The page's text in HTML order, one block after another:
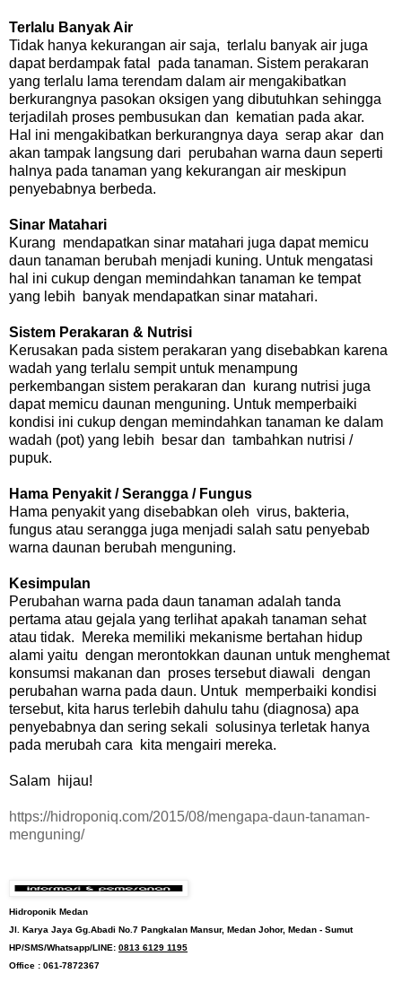
Terlalu Banyak Air
Tidak hanya kekurangan air saja, terlalu banyak air juga
dapat berdampak fatal pada tanaman. Sistem perakaran
yang terlalu lama terendam dalam air mengakibatkan
berkurangnya pasokan oksigen yang dibutuhkan sehingga
terjadilah proses pembusukan dan kematian pada akar.
Hal ini mengakibatkan berkurangnya daya serap akar dan
akan tampak langsung dari perubahan warna daun seperti
halnya pada tanaman yang kekurangan air meskipun
penyebabnya berbeda.
Sinar Matahari
Kurang mendapatkan sinar matahari juga dapat memicu
daun tanaman berubah menjadi kuning. Untuk mengatasi
hal ini cukup dengan memindahkan tanaman ke tempat
yang lebih banyak mendapatkan sinar matahari.
Sistem Perakaran & Nutrisi
Kerusakan pada sistem perakaran yang disebabkan karena
wadah yang terlalu sempit untuk menampung
perkembangan sistem perakaran dan kurang nutrisi juga
dapat memicu daunan menguning. Untuk memperbaiki
kondisi ini cukup dengan memindahkan tanaman ke dalam
wadah (pot) yang lebih besar dan tambahkan nutrisi /
pupuk.
Hama Penyakit / Serangga / Fungus
Hama penyakit yang disebabkan oleh virus, bakteria,
fungus atau serangga juga menjadi salah satu penyebab
warna daunan berubah menguning.
Kesimpulan
Perubahan warna pada daun tanaman adalah tanda
pertama atau gejala yang terlihat apakah tanaman sehat
atau tidak. Mereka memiliki mekanisme bertahan hidup
alami yaitu dengan merontokkan daunan untuk menghemat
konsumsi makanan dan proses tersebut diawali dengan
perubahan warna pada daun. Untuk memperbaiki kondisi
tersebut, kita harus terlebih dahulu tahu (diagnosa) apa
penyebabnya dan sering sekali solusinya terletak hanya
pada merubah cara kita mengairi mereka.
Salam hijau!
https://hidroponiq.com/2015/08/mengapa-daun-tanaman-
menguning/
Hidroponik Medan
Jl. Karya Jaya Gg.Abadi No.7 Pangkalan Mansur, Medan Johor, Medan - Sumut
HP/SMS/Whatsapp/LINE: 0813 6129 1195
Office : 061-7872367